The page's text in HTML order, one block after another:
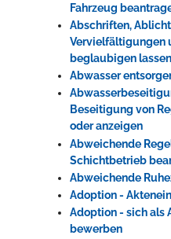
Erleben in Hockenheim
Spaß unter prickelnden
Wellenbecken oder doch lieber
Sprudelliege im Solebecken?
Fahrzeug
Abschriften,
Vervielfältigungen
beglaubigen lassen
Abwasser
Beseitigung von
oder anzeigen
Abweichende
Schichtbetrieb
Abweichende
Adoption -
Adoption - sich als
bewerben